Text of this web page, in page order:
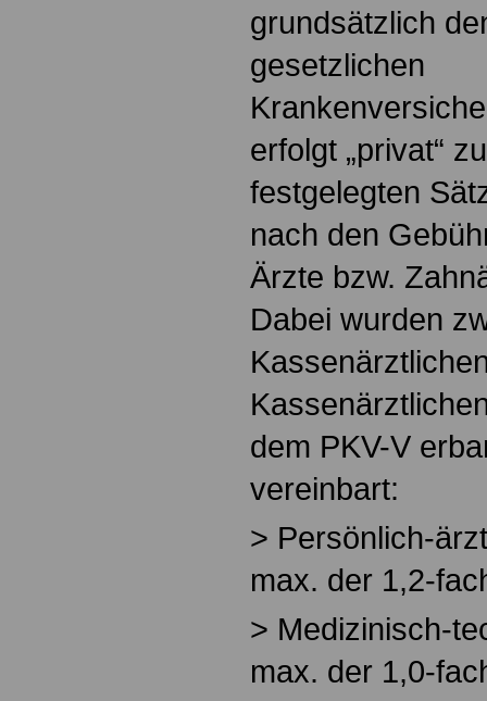
grundsätzlich
gesetzlichen
erfolgt „privat“
festgelegten
nach den
Ärzte bzw.
Dabei wurden
dem PKV-V
vereinbart:
> Persönlich-
max. der 1,2-
> Medizinisch-
max. der 1,0-